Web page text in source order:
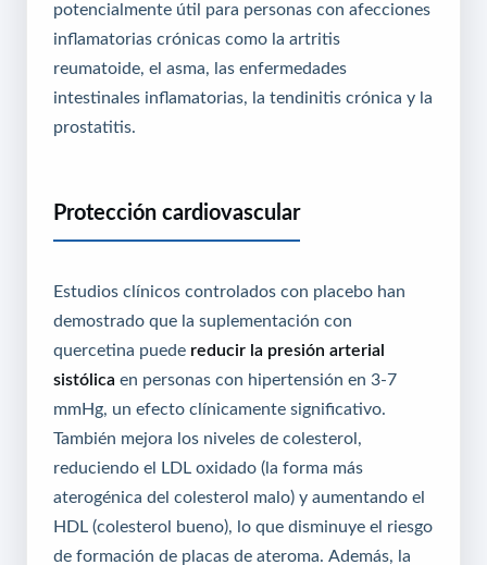
potencialmente útil para personas con afecciones
inflamatorias crónicas como la artritis
reumatoide, el asma, las enfermedades
intestinales inflamatorias, la tendinitis crónica y la
prostatitis.
Protección cardiovascular
Estudios clínicos controlados con placebo han
demostrado que la suplementación con
quercetina puede reducir la presión arterial
sistólica en personas con hipertensión en 3-7
mmHg, un efecto clínicamente significativo.
También mejora los niveles de colesterol,
reduciendo el LDL oxidado (la forma más
aterogénica del colesterol malo) y aumentando el
HDL (colesterol bueno), lo que disminuye el riesgo
de formación de placas de ateroma. Además, la